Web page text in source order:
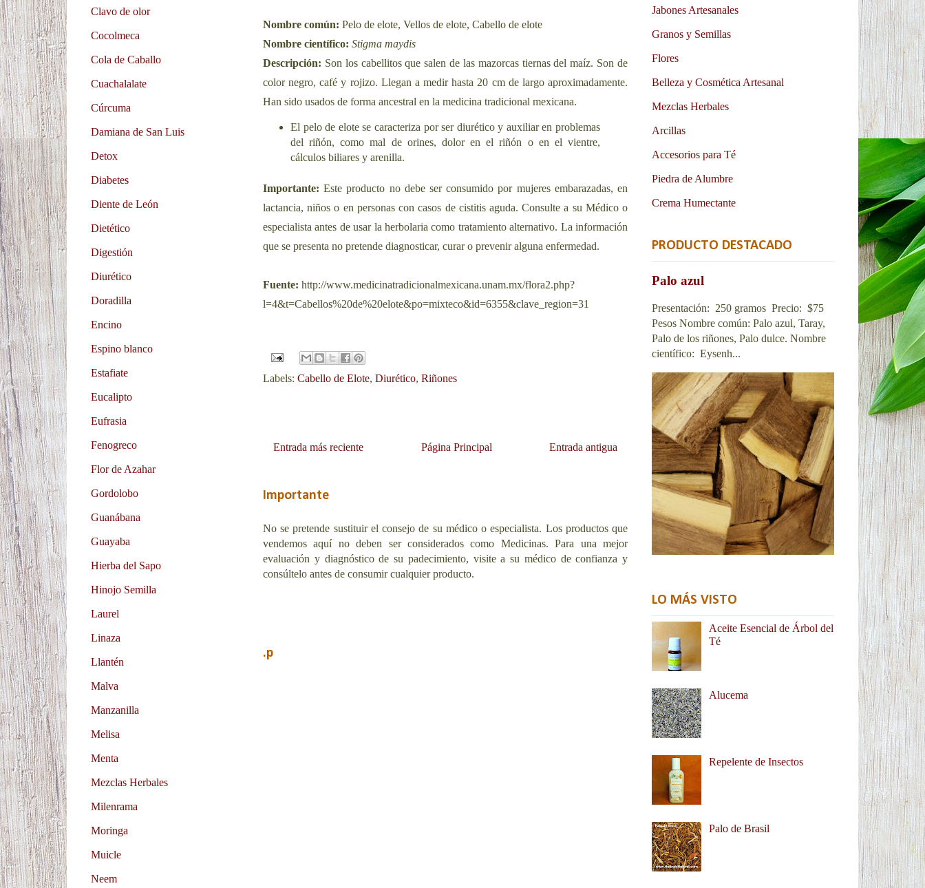
Nombre común: Pelo de elote, Vellos de elote, Cabello de elote
Nombre científico: Stigma maydis
Descripción: Son los cabellitos que salen de las mazorcas tiernas del maíz. Son de
color negro, café y rojizo. Llegan a medir hasta 20 cm de largo aproximadamente.
Han sido usados de forma ancestral en la medicina tradicional mexicana.
El pelo de elote se caracteriza por ser diurético y auxiliar en problemas
del riñón, como mal de orines, dolor en el riñón o en el vientre,
cálculos biliares y arenilla.
Importante: Este producto no debe ser consumido por mujeres embarazadas, en
lactancia, niños o en personas con casos de cistitis aguda. Consulte a su Médico o
especialista antes de usar la herbolaria como tratamiento alternativo. La información
que se presenta no pretende diagnosticar, curar o prevenir alguna enfermedad.
Fuente: http://www.medicinatradicionalmexicana.unam.mx/flora2.php?
l=4&t=Cabellos%20de%20elote&po=mixteco&id=6355&clave_region=31
Labels: Cabello de Elote, Diurético, Riñones
Entrada más reciente Entrada antigua
Página Principal
Importante
No se pretende sustituir el consejo de su médico o especialista. Los productos que
vendemos aquí no deben ser considerados como Medicinas. Para una mejor
evaluación y diagnóstico de su padecimiento, visite a su médico de confianza y
consúltelo antes de consumir cualquier producto.
.p
Clavo de olor
Cocolmeca
Cola de Caballo
Cuachalalate
Cúrcuma
Damiana de San Luis
Detox
Diabetes
Diente de León
Dietético
Digestión
Diurético
Doradilla
Encino
Espino blanco
Estafiate
Eucalipto
Eufrasia
Fenogreco
Flor de Azahar
Gordolobo
Guanábana
Guayaba
Hierba del Sapo
Hinojo Semilla
Laurel
Linaza
Llantén
Malva
Manzanilla
Melisa
Menta
Mezclas Herbales
Milenrama
Moringa
Muicle
Neem
Jabones Artesanales
Granos y Semillas
Flores
Belleza y Cosmética Artesanal
Mezclas Herbales
Arcillas
Accesorios para Té
Piedra de Alumbre
Crema Humectante
PRODUCTO DESTACADO
Palo azul
Presentación: 250 gramos Precio: $75
Pesos Nombre común: Palo azul, Taray,
Palo de los riñones, Palo dulce. Nombre
científico: Eysenh...
LO MÁS VISTO
Aceite Esencial de Árbol del
Té
Alucema
Repelente de Insectos
Palo de Brasil